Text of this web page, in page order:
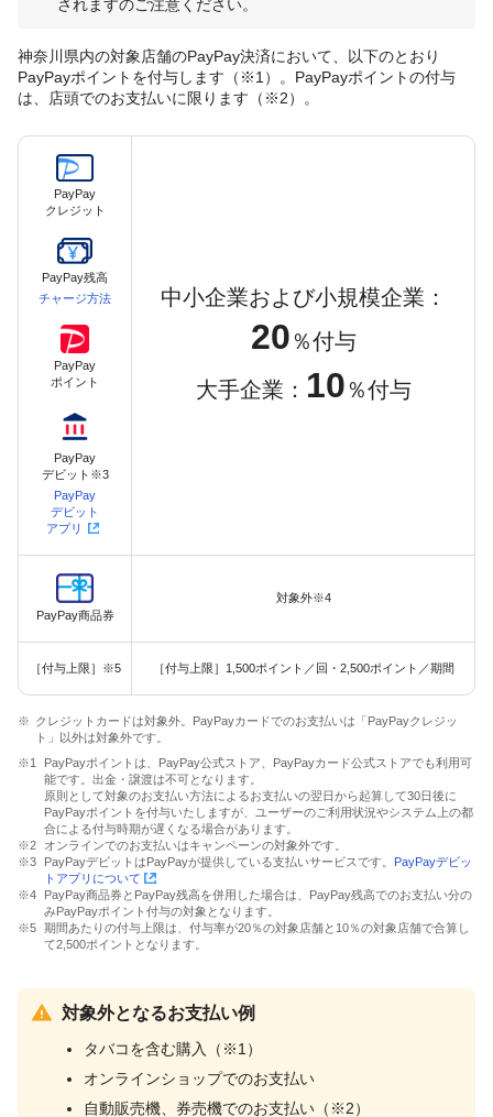
されますのご注意ください。
神奈川県内の対象店舗のPayPay決済において、以下のとおり
PayPayポイントを付与します（※1）。PayPayポイントの付与
は、店頭でのお支払いに限ります（※2）。
PayPay
クレジット
PayPay残高
チャージ方法
PayPay
ポイント
PayPay
デビット※3
PayPay
デビット
アプリ
中小企業および小規模企業：
20 ％付与
大手企業： 10 ％付与
PayPay商品券
対象外※4
［付与上限］※5 ［付与上限］1,500ポイント／回・2,500ポイント／期間
クレジットカードは対象外。PayPayカードでのお支払いは「PayPayクレジッ
ト」以外は対象外です。
PayPayポイントは、PayPay公式ストア、PayPayカード公式ストアでも利用可
能です。出金・譲渡は不可となります。
原則として対象のお支払い方法によるお支払いの翌日から起算して30日後に
PayPayポイントを付与いたしますが、ユーザーのご利用状況やシステム上の都
合による付与時期が遅くなる場合があります。
オンラインでのお支払いはキャンペーンの対象外です。
PayPayデビットはPayPayが提供している支払いサービスです。 PayPayデビッ
トアプリについて
PayPay商品券とPayPay残高を併用した場合は、PayPay残高でのお支払い分の
みPayPayポイント付与の対象となります。
期間あたりの付与上限は、付与率が20％の対象店舗と10％の対象店舗で合算し
て2,500ポイントとなります。
対象外となるお支払い例
タバコを含む購入（※1）
オンラインショップでのお支払い
自動販売機、券売機でのお支払い（※2）